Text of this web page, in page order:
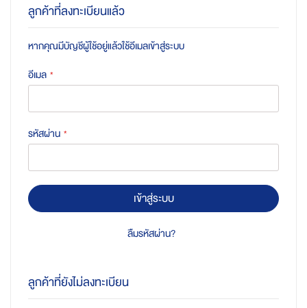
ลูกค้าที่ลงทะเบียนแล้ว
หากคุณมีบัญชีผู้ใช้อยู่แล้วใช้อีเมลเข้าสู่ระบบ
อีเมล
รหัสผ่าน
เข้าสู่ระบบ
ลืมรหัสผ่าน?
ลูกค้าที่ยังไม่ลงทะเบียน